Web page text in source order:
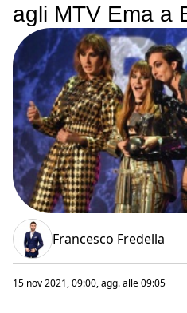
agli MTV Ema a
Francesco Fredella
15 nov 2021, 09:00, agg. alle09:05